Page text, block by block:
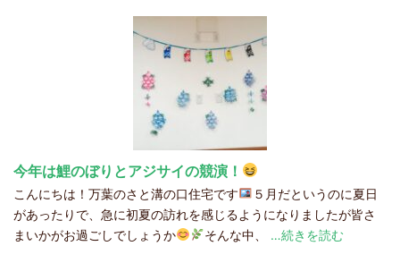
今年は鯉のぼりとアジサイの競演！
こんにちは！万葉のさと溝の口住宅です
５月だというのに夏日
があったりで、急に初夏の訪れを感じるようになりましたが皆さ
まいかがお過ごしでしょうか
そんな中、 …続きを読む